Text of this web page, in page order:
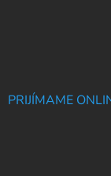
PRIJÍMAME